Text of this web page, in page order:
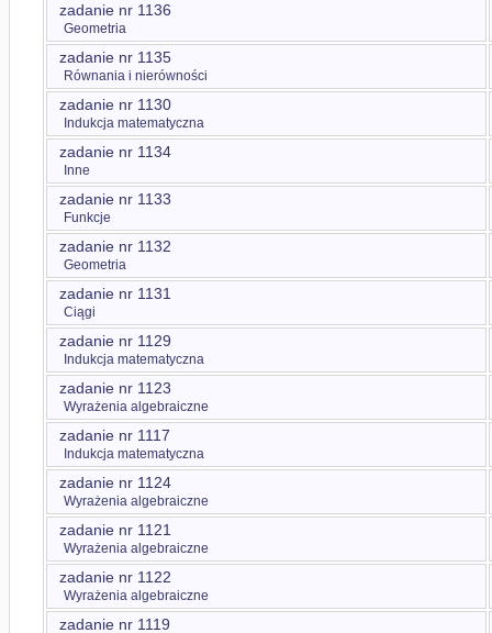
zadanie nr 1136
Geometria
zadanie nr 1135
Równania i nierówności
zadanie nr 1130
Indukcja matematyczna
zadanie nr 1134
Inne
zadanie nr 1133
Funkcje
zadanie nr 1132
Geometria
zadanie nr 1131
Ciągi
zadanie nr 1129
Indukcja matematyczna
zadanie nr 1123
Wyrażenia algebraiczne
zadanie nr 1117
Indukcja matematyczna
zadanie nr 1124
Wyrażenia algebraiczne
zadanie nr 1121
Wyrażenia algebraiczne
zadanie nr 1122
Wyrażenia algebraiczne
zadanie nr 1119